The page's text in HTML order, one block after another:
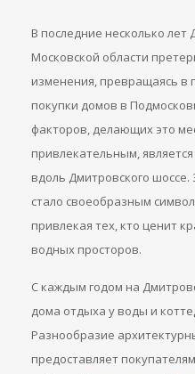
В последние несколько
Московской области
изменения, превращаясь в
покупки домов в
факторов, делающих это
привлекательным,
вдоль Дмитровского
стало своеобразным
привлекая тех, кто ценит
водных просторов.
С каждым годом на
дома отдыха у воды и
Разнообразие
предоставляет